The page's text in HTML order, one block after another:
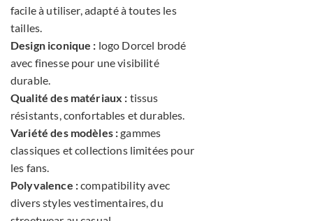
facile à utiliser, adapté à toutes les
tailles.
Design iconique : logo Dorcel brodé
avec finesse pour une visibilité
durable.
Qualité des matériaux : tissus
résistants, confortables et durables.
Variété des modèles :gammes
classiques et collections limitées pour
les fans.
Polyvalence :compatibility avec
divers styles vestimentaires, du